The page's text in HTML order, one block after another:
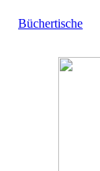
Büchertische